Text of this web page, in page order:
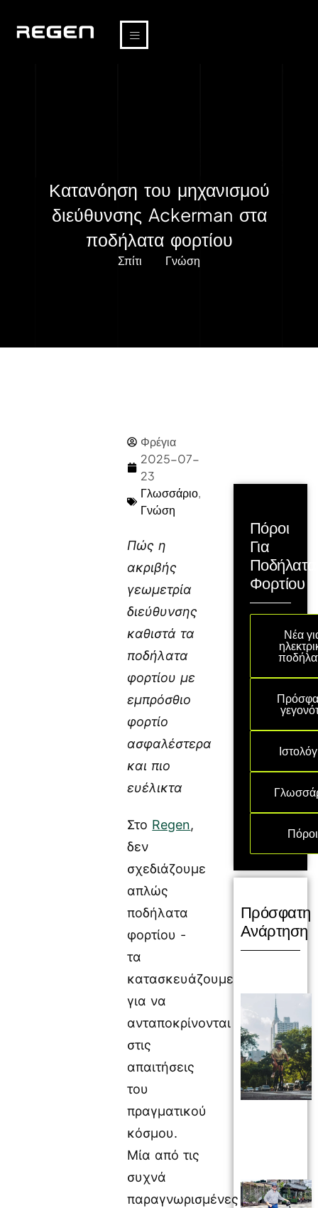
Κατανόηση του μηχανισμού
διεύθυνσης Ackerman στα
ποδήλατα φορτίου
Σπίτι Γνώση
Φρέγια
2025-07-
23
Γλωσσάριο,
Γνώση
Πώς η
ακριβής
γεωμετρία
διεύθυνσης
καθιστά τα
ποδήλατα
φορτίου με
εμπρόσθιο
φορτίο
ασφαλέστερα
και πιο
ευέλικτα
Στο Regen,
δεν
σχεδιάζουμε
απλώς
ποδήλατα
φορτίου -
τα
κατασκευάζουμε
για να
ανταποκρίνονται
στις
απαιτήσεις
του
πραγματικού
κόσμου.
Μία από τις
συχνά
παραγνωρισμένες
Πόροι
Για
Ποδήλατα
Φορτίου
Νέα
Πόροι
Πρόσφατη
Ανάρτηση